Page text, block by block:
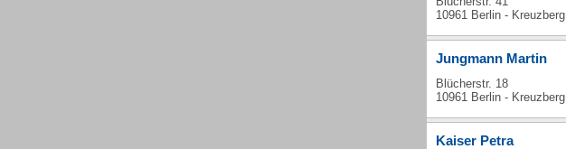
10961 Berlin - Kreuzberg
Jungmann Martin
Blücherstr. 18
10961 Berlin - Kreuzberg
Kaiser Petra